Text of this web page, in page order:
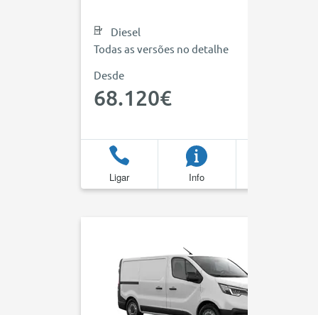
Diesel
Todas as versões no detalhe
Desde
68.120€
Ligar Info